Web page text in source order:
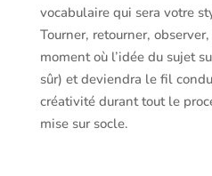
vocabulaire qui sera votre
Tourner, retourner,
moment où l’idée du sujet
sûr) et deviendra le fil
créativité durant tout le
mise sur socle.